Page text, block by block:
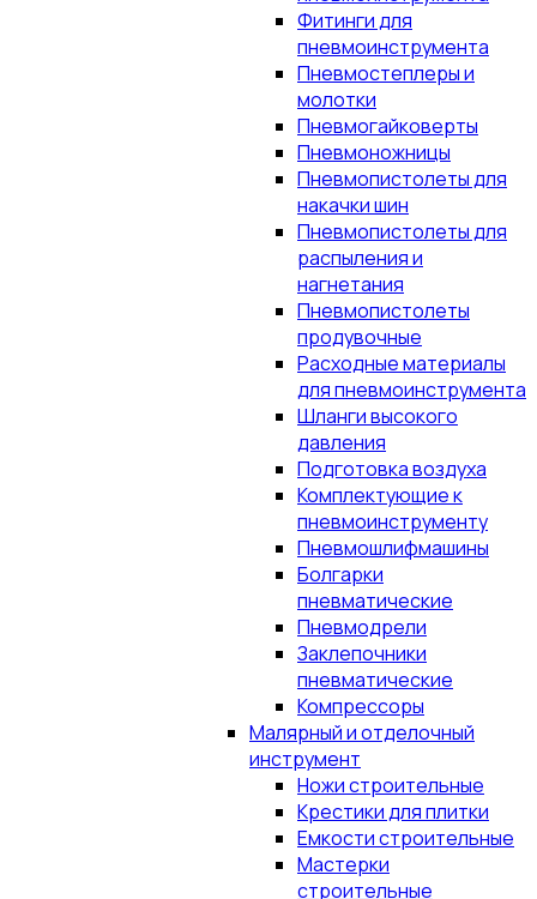
Фитинги для
пневмоинструмента
Пневмостеплеры и
молотки
Пневмогайковерты
Пневмоножницы
Пневмопистолеты для
накачки шин
Пневмопистолеты для
распыления и
нагнетания
Пневмопистолеты
продувочные
Расходные материалы
для пневмоинструмента
Шланги высокого
давления
Подготовка воздуха
Комплектующие к
пневмоинструменту
Пневмошлифмашины
Болгарки
пневматические
Пневмодрели
Заклепочники
пневматические
Компрессоры
Малярный и отделочный
инструмент
Ножи строительные
Крестики для плитки
Емкости строительные
Мастерки
строительные